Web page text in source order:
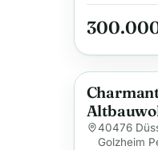
Anzeige
Familien
40476
Golzheim